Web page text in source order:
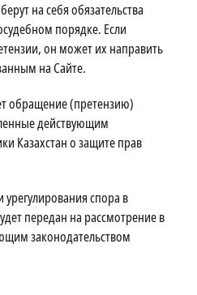
на себя обязательства
порядке. Если
он может их направить
на Сайте.
обращение (претензию)
действующим
Казахстан о защите прав
спора в
передан на рассмотрение в
законодательством